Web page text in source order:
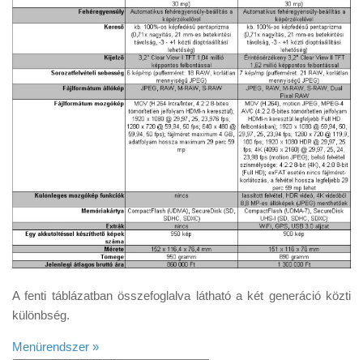
A fenti táblázatban összefoglalva látható a két generáció közti
különbség.
Menürendszer »